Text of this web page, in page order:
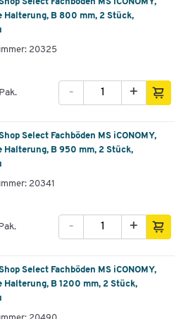
Halterung, B 800 mm, 2 Stück,
20325
+
-
Select Fachböden MS iCONOMY,
Halterung, B 950 mm, 2 Stück,
20341
+
-
Select Fachböden MS iCONOMY,
Halterung, B 1200 mm, 2 Stück,